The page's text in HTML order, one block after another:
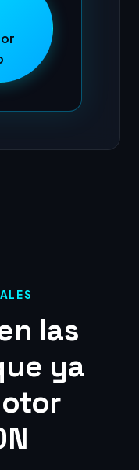
las
ya